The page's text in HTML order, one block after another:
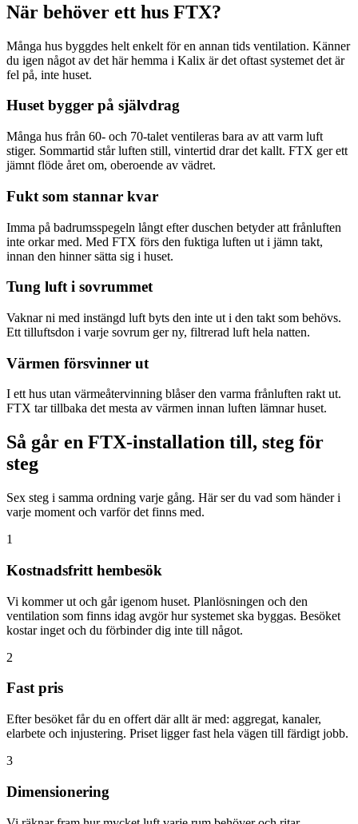
När behöver ett hus FTX?
Många hus byggdes helt enkelt för en annan tids ventilation. Känner
du igen något av det här hemma i Kalix är det oftast systemet det är
fel på, inte huset.
Huset bygger på självdrag
Många hus från 60- och 70-talet ventileras bara av att varm luft
stiger. Sommartid står luften still, vintertid drar det kallt. FTX ger ett
jämnt flöde året om, oberoende av vädret.
Fukt som stannar kvar
Imma på badrumsspegeln långt efter duschen betyder att frånluften
inte orkar med. Med FTX förs den fuktiga luften ut i jämn takt,
innan den hinner sätta sig i huset.
Tung luft i sovrummet
Vaknar ni med instängd luft byts den inte ut i den takt som behövs.
Ett tilluftsdon i varje sovrum ger ny, filtrerad luft hela natten.
Värmen försvinner ut
I ett hus utan värmeåtervinning blåser den varma frånluften rakt ut.
FTX tar tillbaka det mesta av värmen innan luften lämnar huset.
Så går en FTX-installation till, steg för
steg
Sex steg i samma ordning varje gång. Här ser du vad som händer i
varje moment och varför det finns med.
1
Kostnadsfritt hembesök
Vi kommer ut och går igenom huset. Planlösningen och den
ventilation som finns idag avgör hur systemet ska byggas. Besöket
kostar inget och du förbinder dig inte till något.
2
Fast pris
Efter besöket får du en offert där allt är med: aggregat, kanaler,
elarbete och injustering. Priset ligger fast hela vägen till färdigt jobb.
3
Dimensionering